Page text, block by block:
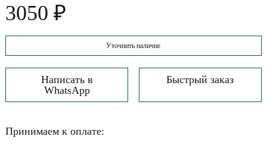
3050 ₽
Уточнить наличие
Написать в
WhatsApp
Быстрый заказ
Принимаем к оплате: